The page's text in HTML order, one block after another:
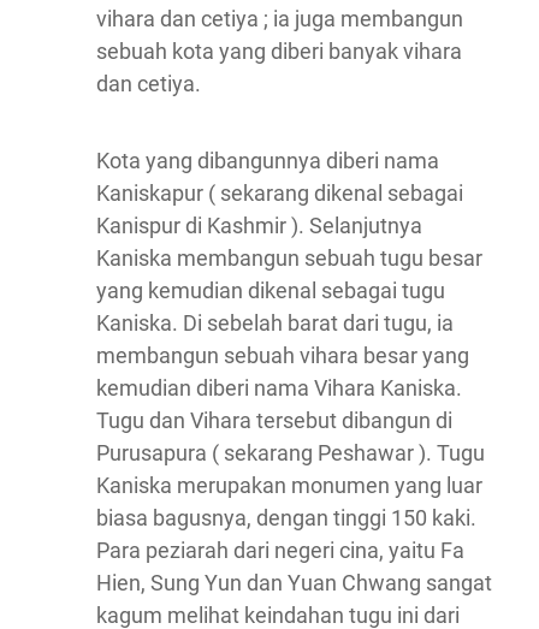
vihara dan cetiya ; ia juga membangun
sebuah kota yang diberi banyak vihara
dan cetiya.
Kota yang dibangunnya diberi nama
Kaniskapur ( sekarang dikenal sebagai
Kanispur di Kashmir ). Selanjutnya
Kaniska membangun sebuah tugu besar
yang kemudian dikenal sebagai tugu
Kaniska. Di sebelah barat dari tugu, ia
membangun sebuah vihara besar yang
kemudian diberi nama Vihara Kaniska.
Tugu dan Vihara tersebut dibangun di
Purusapura ( sekarang Peshawar ). Tugu
Kaniska merupakan monumen yang luar
biasa bagusnya, dengan tinggi 150 kaki.
Para peziarah dari negeri cina, yaitu Fa
Hien, Sung Yun dan Yuan Chwang sangat
kagum melihat keindahan tugu ini dari